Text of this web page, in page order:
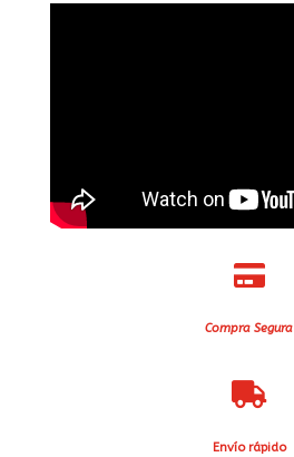

Compra Segura

Envío rápido